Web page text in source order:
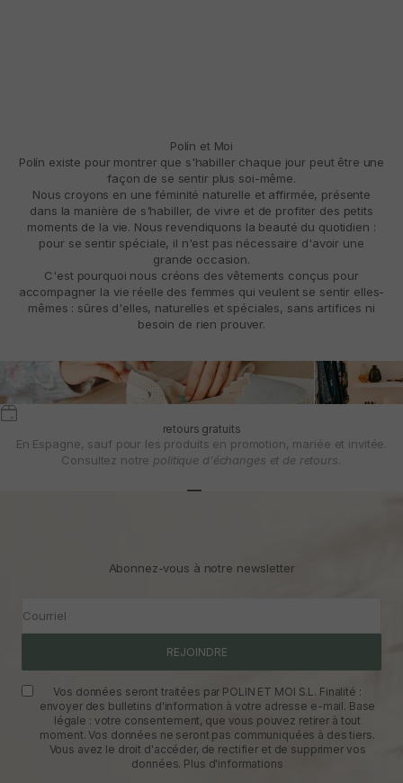
Polín et Moi
Polín existe pour montrer que s'habiller chaque jour peut être une
façon de se sentir plus soi-même.
Nous croyons en une féminité naturelle et affirmée, présente
dans la manière de s'habiller, de vivre et de profiter des petits
moments de la vie. Nous revendiquons la beauté du quotidien :
pour se sentir spéciale, il n'est pas nécessaire d'avoir une
grande occasion.
C'est pourquoi nous créons des vêtements conçus pour
accompagner la vie réelle des femmes qui veulent se sentir elles-
mêmes : sûres d'elles, naturelles et spéciales, sans artifices ni
besoin de rien prouver.
retours gratuits
En Espagne, sauf pour les produits en promotion, mariée et invitée.
Consultez notre politique d'échanges et de retours.
Abonnez-vous à notre newsletter
Courriel
REJOINDRE
Vos données seront traitées par POLIN ET MOI S.L. Finalité :
envoyer des bulletins d'information à votre adresse e-mail. Base
légale : votre consentement, que vous pouvez retirer à tout
moment. Vos données ne seront pas communiquées à des tiers.
Vous avez le droit d'accéder, de rectifier et de supprimer vos
données. Plus d'informations